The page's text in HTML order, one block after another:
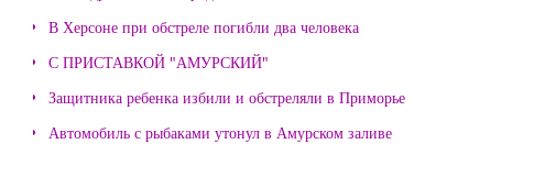
В Херсоне при обстреле погибли два человека
С ПРИСТАВКОЙ "АМУРСКИЙ"
Защитника ребенка избили и обстреляли в Приморье
Автомобиль с рыбаками утонул в Амурском заливе